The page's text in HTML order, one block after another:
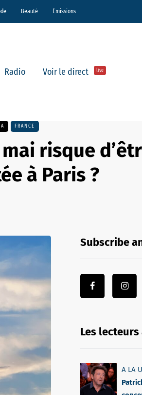
Beauté Émissions
Radio Voir le direct live
FRANCE
risque
à Paris ?
Subscribe
Les
A LA